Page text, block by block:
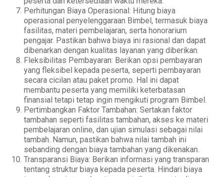
Perhitungan Biaya Operasional: Hitung biaya
operasional penyelenggaraan Bimbel, termasuk biaya
fasilitas, materi pembelajaran, serta honorarium
pengajar. Pastikan bahwa biaya ini rasional dan dapat
dibenarkan dengan kualitas layanan yang diberikan.
Fleksibilitas Pembayaran: Berikan opsi pembayaran
yang fleksibel kepada peserta, seperti pembayaran
secara cicilan atau paket promo. Hal ini dapat
membantu peserta yang memiliki keterbatasan
finansial tetapi tetap ingin mengikuti program Bimbel.
Pertimbangkan Faktor Tambahan: Sertakan faktor
tambahan seperti fasilitas tambahan, akses ke materi
pembelajaran online, dan ujian simulasi sebagai nilai
tambah. Namun, pastikan bahwa nilai tambah ini
sebanding dengan biaya tambahan yang dikenakan.
Transparansi Biaya: Berikan informasi yang transparan
tentang struktur biaya kepada peserta. Hindari biaya